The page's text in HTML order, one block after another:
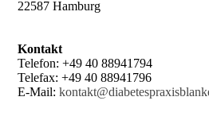
22587 Hamburg
Kontakt
Telefon: +49 40 88941794
Telefax: +49 40 88941796
E-Mail: